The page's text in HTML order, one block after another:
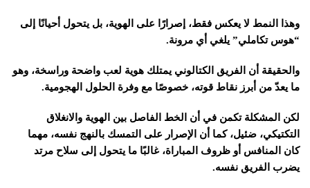
وهذا النمط لا يعكس فقط، إصرارًا على الهوية، بل يتحول أحيانًا إلى
“هوس تكاملي” يلغي أي مرونة.
والحقيقة أن الفريق الكتالوني يمتلك هوية لعب واضحة وراسخة، وهو
ما يعدّ من أبرز نقاط قوته، خصوصًا مع وفرة الحلول الهجومية.
لكن المشكلة تكمن في أن الخط الفاصل بين الهوية والانغلاق
التكتيكي، ضئيل، كما أن الإصرار على التمسك بالنهج نفسه، مهما
كان المنافس أو ظروف المباراة، غالبًا ما يتحول إلى سلاح مرتد
يضرب الفريق نفسه.